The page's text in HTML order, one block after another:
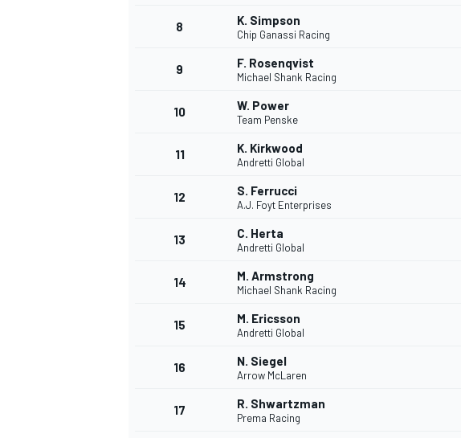
8 K. Simpson
Chip Ganassi Racing
9 F. Rosenqvist
Michael Shank Racing
10 W. Power
Team Penske
11 K. Kirkwood
Andretti Global
12 S. Ferrucci
A.J. Foyt Enterprises
13 C. Herta
Andretti Global
14 M. Armstrong
Michael Shank Racing
15 M. Ericsson
Andretti Global
16 N. Siegel
Arrow McLaren
17 R. Shwartzman
Prema Racing